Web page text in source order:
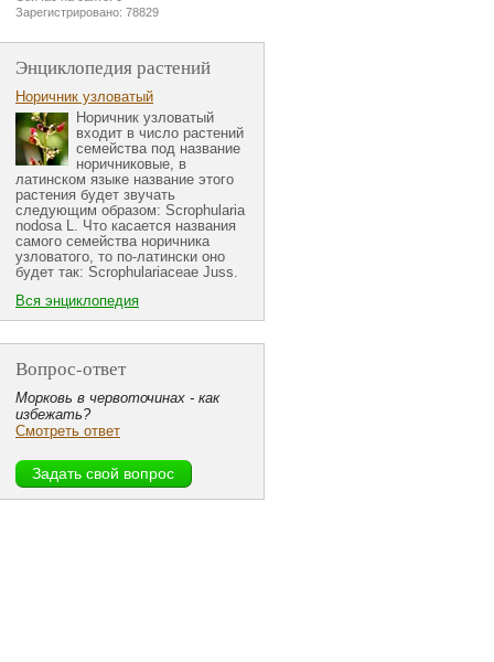
Зарегистрировано: 78829
Энциклопедия растений
Норичник узловатый
Норичник узловатый
входит в число растений
семейства под название
норичниковые, в
латинском языке название этого
растения будет звучать
следующим образом: Scrophularia
nodosa L. Что касается названия
самого семейства норичника
узловатого, то по-латински оно
будет так: Scrophulariaceae Juss.
Вся энциклопедия
Вопрос-ответ
Морковь в червоточинах - как
избежать?
Смотреть ответ